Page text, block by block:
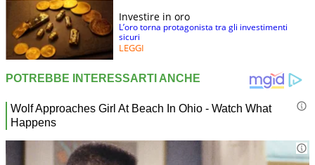
Investire in oro
L’oro torna protagonista tra gli investimenti
sicuri
LEGGI